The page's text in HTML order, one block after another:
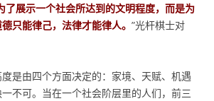
了展示一个社会所达到的文明程度，而是为
只能律己，法律才能律人。 ”光杆棋士对
是由四个方面决定的：家境、天赋、机遇
不可。当在一个社会阶层里的人们，前三